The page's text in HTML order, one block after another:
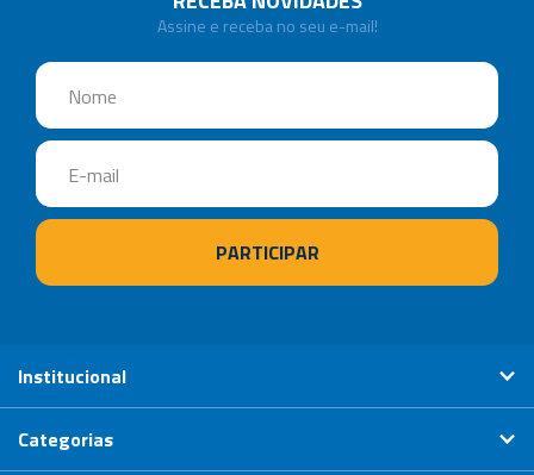
Assine e receba no seu e-mail!
Institucional
Categorias